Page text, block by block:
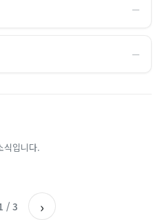
―
―
식입니다.
왜?매일경제
졌다...국산 53개 중소기업이
/ 3 ›